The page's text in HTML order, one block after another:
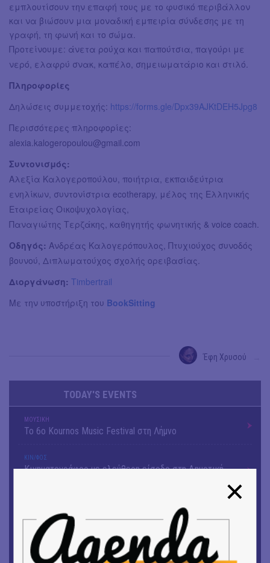
εμπλουτίσουν την επαφή τους με το φυσικό περιβάλλον
και να βιώσουν μια μοναδική εμπειρία σύνδεσης με τη
γραφή, τη φωνή και το σώμα.
Προτείνουμε: άνετα ρούχα και παπούτσια, παγούρι με
νερό, ελαφρύ σνακ, καπέλο, σημειωματάριο και στιλό.
Πληροφορίες
Δηλώσεις συμμετοχής: https://forms.gle/Dpx39AJKtDEH5Jpg8
Περισσότερες πληροφορίες:
alexia.kalogeropoulou@gmail.com
Συντονισμός:
Αλεξία Καλογεροπούλου, ποιήτρια, εκπαιδεύτρια
ενηλίκων, συντονίστρια ecotherapy, μέλος της Ελληνικής
Εταιρείας Οικοψυχολογίας,
Παναγιώτης Τερζάκης, καθηγητής φωνητικής & voice coach.
Οδηγός: Ανδρέας Καλογερόπουλος, Πτυχιούχος συνοδός
βουνού, Διπλωματούχος σχολής ορειβασίας.
Διοργάνωση: Timbertrail
Με την υποστήριξη του BookSitting
Έφη Χρυσού
TODAY'S EVENTS
ΜΟΥΣΙΚΗ
Το 6ο Kournos Music Festival στη Λήμνο
ΚΙΝ/ΦΟΣ
Κινηματογράφος με ελεύθερη είσοδο στη Δημοτική
«ΑΗ ΛΑΟΣ» | Ένα σκηνικό ρέκβιεμ για την ήττα ενός
λαού
ΕΙΚΑΣΤΙΚΑ